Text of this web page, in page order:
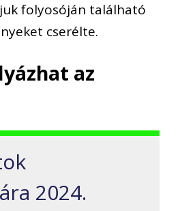
folyosóján található
cserélte.
az
2024.